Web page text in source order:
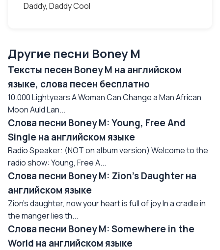
Daddy, Daddy Cool
Другие песни Boney M
Тексты песен Boney M на английском
языке, слова песен бесплатно
10.000 Lightyears A Woman Can Change a Man African
Moon Auld Lan...
Слова песни Boney M: Young, Free And
Single на английском языке
Radio Speaker: (NOT on album version) Welcome to the
radio show: Young, Free A...
Слова песни Boney M: Zion's Daughter на
английском языке
Zion's daughter, now your heart is full of joy In a cradle in
the manger lies th...
Слова песни Boney M: Somewhere in the
World на английском языке